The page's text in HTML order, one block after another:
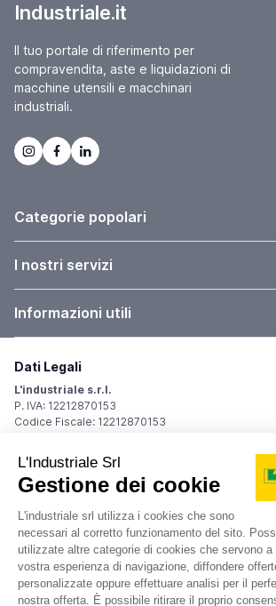
Industriale.it
Il tuo portale di riferimento per
compravendita, aste e liquidazioni di
macchine utensili e macchinari
industriali.
Categorie popolari
I nostri servizi
Informazioni utili
Dati Legali
L'industriale s.r.l.
P. IVA: 12212870153
Codice Fiscale: 12212870153
Sede Legale
Via Carlo Dolci, 32
20148 Milano (MI)
Italy
Registro Imprese
Iscrizione R.I.: 12212870153
REA: MI-1539011
Capitale sociale: Euro 10.400,00 i.v.